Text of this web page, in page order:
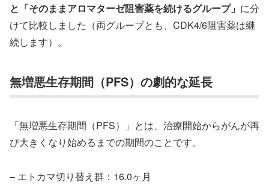
と「そのままアロマターゼ阻害薬を続けるグループ」 に分
けて比較しました（両グループとも、CDK4/6阻害薬は継
続します）。
無増悪生存期間（PFS）の劇的な延長
「無増悪生存期間（PFS）」とは、治療開始からがんが再
び大きくなり始めるまでの期間のことです。
– エトカマ切り替え群：16.0ヶ月